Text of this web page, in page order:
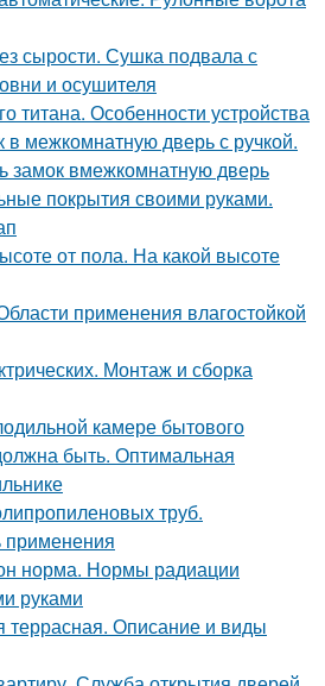
сырости. Сушка подвала с
и осушителя
титана. Особенности устройства
в межкомнатную дверь с ручкой.
замок вмежкомнатную дверь
покрытия своими руками.
от пола. На какой высоте
применения влагостойкой
Монтаж и сборка
камере бытового
быть. Оптимальная
труб.
применения
норма. Нормы радиации
руками
террасная. Описание и виды